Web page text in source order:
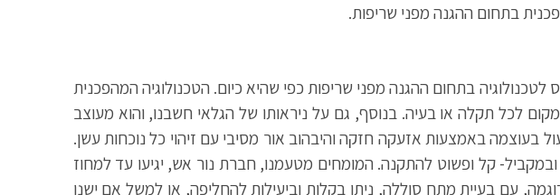
ביחס לטכנולוגיה בתחום ההגנה מפני שריפות כפי שהיא כיום. הטכנולוגיה המהפכנית
לכל תקלה או בעיה. בנוסף, גם על ניראותו של הגלאי חשבנו, והוא מעוצב
בעוצמה באמצעות אזעקה חזקה והיבהוב אור מסיבי עם זיהוי כל נוכחות עשן.
קל ופשוט להתקנה. המומחים מטעמנו, חברת נור אש, יגיעו עד למחוז
עם בעיית מתח סוללה, ניתן בקלות וביעילות להחליפה, או למשל אם ישנו